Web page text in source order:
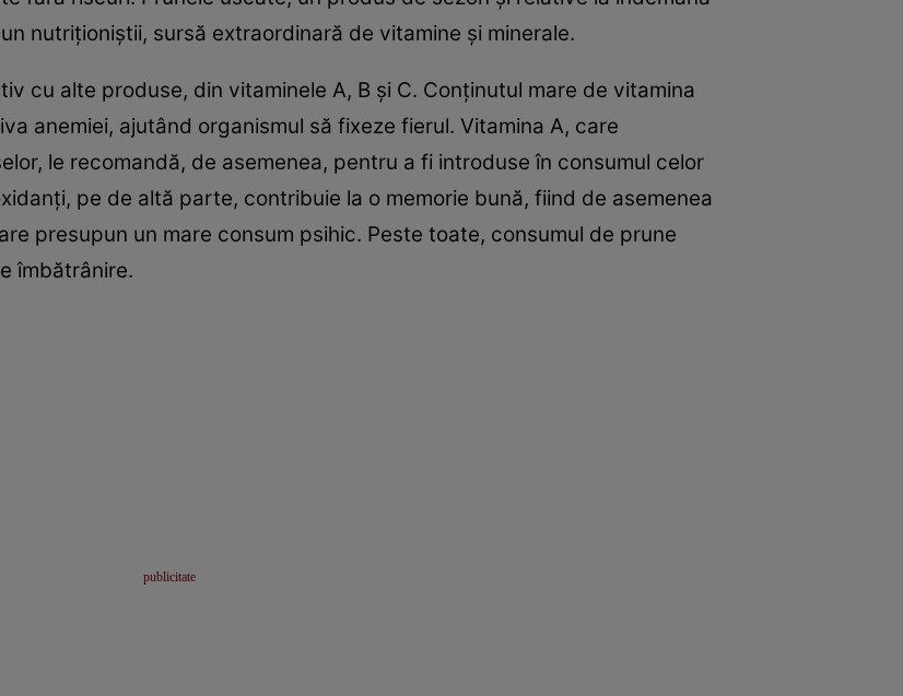
nutriţioniştii, sursă extraordinară de vitamine şi minerale.
cu alte produse, din vitaminele A, B şi C. Conţinutul mare de vitamina
anemiei, ajutând organismul să fixeze fierul. Vitamina A, care
le recomandă, de asemenea, pentru a fi introduse în consumul celor
pe de altă parte, contribuie la o memorie bună, fiind de asemenea
presupun un mare consum psihic. Peste toate, consumul de prune
îmbătrânire.